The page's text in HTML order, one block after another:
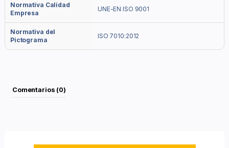
Normativa Calidad
Empresa
UNE-EN ISO 9001
Normativa del
Pictograma
ISO 7010:2012
Comentarios (0)